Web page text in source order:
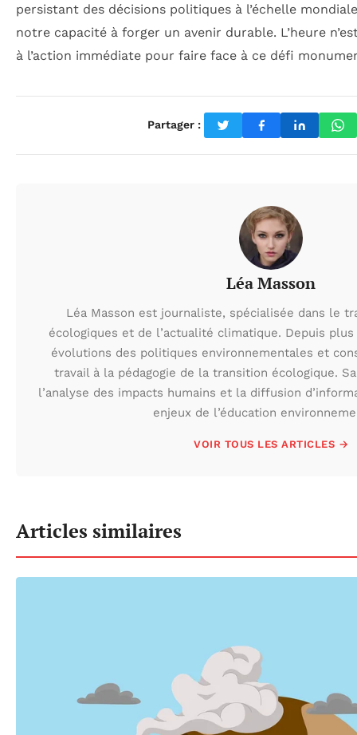
persistant des décisions politiques à l’échelle
notre capacité à forger un avenir durable. L’heure
à l’action immédiate pour faire face à ce défi
Partager :
Léa Masson
Léa Masson est journaliste, spécialisée dans le
écologiques et de l’actualité climatique. Depuis
évolutions des politiques environnementales et
travail à la pédagogie de la transition écologique.
l’analyse des impacts humains et la diffusion
enjeux de l’éducation
VOIR TOUS LES ARTICLES →
Articles similaires